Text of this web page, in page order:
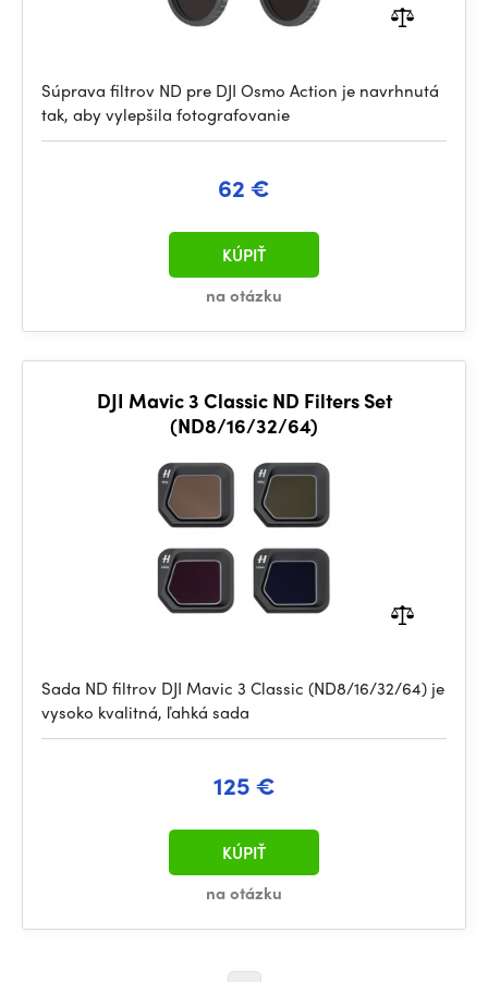
Súprava filtrov ND pre DJI Osmo Action je navrhnutá
tak, aby vylepšila fotografovanie
62 €
na otázku
KÚPIŤ
DJI Mavic 3 Classic ND Filters Set
(ND8/16/32/64)
Sada ND filtrov DJI Mavic 3 Classic (ND8/16/32/64) je
vysoko kvalitná, ľahká sada
125 €
na otázku
KÚPIŤ